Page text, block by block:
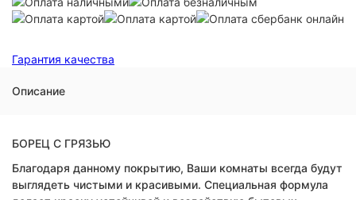
Гарантия качества
Описание
БОРЕЦ С ГРЯЗЬЮ
Благодаря данному покрытию, Ваши комнаты всегда будут
выглядеть чистыми и красивыми. Специальная формула